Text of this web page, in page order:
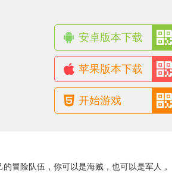
安卓版本下载
苹果版本下载
开始游戏
冒险队伍，你可以是海贼，也可以是军人，